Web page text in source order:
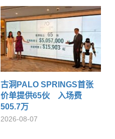
古洞PALO SPRINGS首张
价单提供65伙 入场费
505.7万
2026-08-07